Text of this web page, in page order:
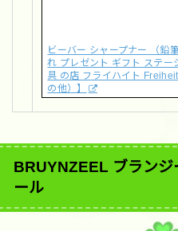
ビーバー シャープナー （鉛
れ プレゼント ギフト ステー
具 の店 フライハイト
の他）】
BRUYNZEEL ブラン
ール